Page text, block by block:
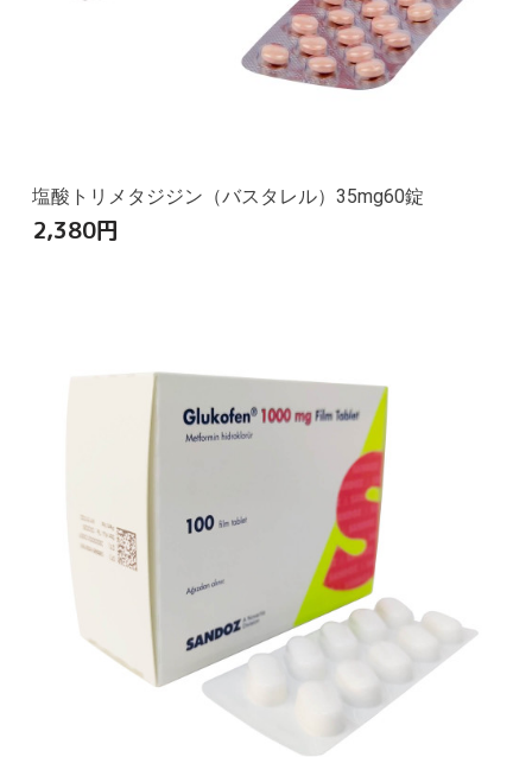
塩酸トリメタジジン（バスタレル）35mg60錠
2,380円